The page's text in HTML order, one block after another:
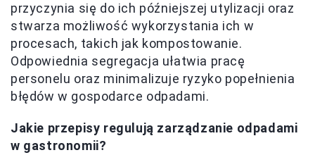
przyczynia się do ich późniejszej utylizacji oraz
stwarza możliwość wykorzystania ich w
procesach, takich jak kompostowanie.
Odpowiednia segregacja ułatwia pracę
personelu oraz minimalizuje ryzyko popełnienia
błędów w gospodarce odpadami.
Jakie przepisy regulują zarządzanie odpadami
w gastronomii?